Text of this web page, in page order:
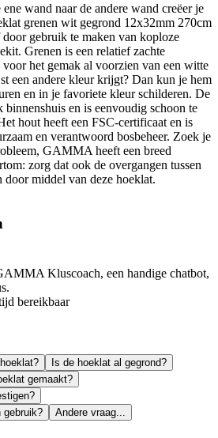
wand naar de andere wand creëer je
grenen wit gegrond 12x32mm 270cm
gebruik te maken van koploze
Grenen is een relatief zachte
het gemak al voorzien van een witte
een andere kleur krijgt? Dan kun je hem
en in je favoriete kleur schilderen. De
en is eenvoudig schoon te
hout heeft een FSC-certificaat en is
en verantwoord bosbeheer. Zoek je
GAMMA heeft een breed
zorg dat ook de overgangen tussen
door middel van deze hoeklat.
Kluscoach, een handige chatbot,
bereikbaar
Is de hoeklat al gegrond?
gemaakt?
gebruik?
Andere vraag...